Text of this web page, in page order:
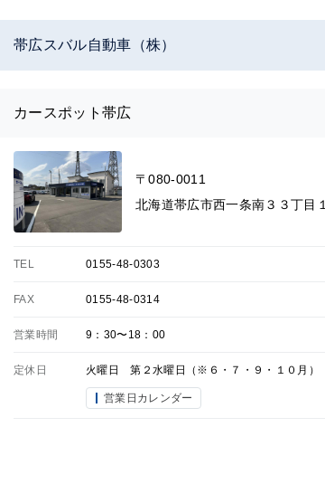
帯広スバル自動車（株）
カースポット帯広
〒080-0011
北海道帯広市西一条南３３丁目
TEL 0155-48-0303
FAX 0155-48-0314
営業時間 9：30〜18：00
定休日 火曜日 第２水曜日（※６・７・９・１０月）
営業日カレンダー